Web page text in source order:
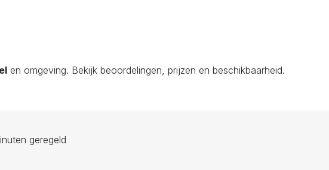
en omgeving. Bekijk beoordelingen, prijzen en beschikbaarheid.
geregeld